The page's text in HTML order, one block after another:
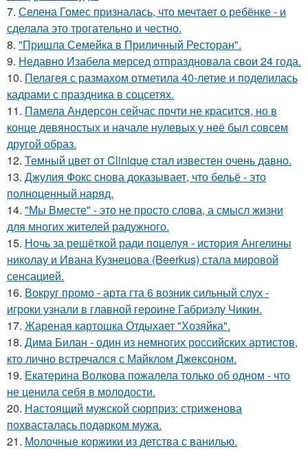
7. Селена Гомес призналась, что мечтает о ребёнке - и
сделала это трогательно и честно.
8. "Пришла Семейка в Приличный Ресторан".
9. Недавно Изабела мерсед отпраздновала свои 24 года.
10. Пелагея с размахом отметила 40-летие и поделилась
кадрами с праздника в соцсетях.
11. Памела Андерсон сейчас почти не красится, но в
конце девяностых и начале нулевых у неё был совсем
другой образ.
12. Темный цвет от Clinique стал известен очень давно.
13. Джулия Фокс снова доказывает, что бельё - это
полноценный наряд.
14. "Мы Вместе" - это не просто слова, а смысл жизни
для многих жителей радужного.
15. Ночь за решёткой ради поцелуя - история Ангелины
николау и Ивана Кузнецова (Beerkus) стала мировой
сенсацией.
16. Вокруг промо - арта гта 6 возник сильный слух -
игроки узнали в главной героине Габриэлу Чикин.
17. Жареная картошка Отдыхает "Хозяйка".
18. Дима Билан - один из немногих российских артистов,
кто лично встречался с Майклом Джексоном.
19. Екатерина Волкова пожалела только об одном - что
не ценила себя в молодости.
20. Настоящий мужской сюрприз: стриженова
похвасталась подарком мужа.
21. Молочные коржики из детства с ванилью.